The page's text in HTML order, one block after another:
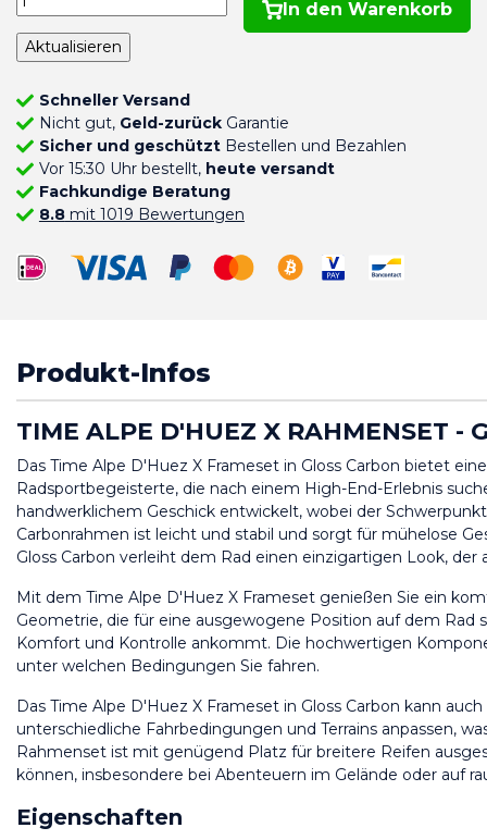
In den Warenkorb
Schneller Versand
Nicht gut, Geld-zurückGarantie
Sicher und geschütztBestellen und Bezahlen
Vor 15:30 Uhr bestellt, heute versandt
Fachkundige Beratung
8.8mit 1019 Bewertungen
Produkt-Infos
TIME ALPE D'HUEZ X RAHMENSET -
Das Time Alpe D'Huez X Frameset in Gloss Carbon bietet
Radsportbegeisterte, die nach einem High-End-Erlebnis
handwerklichem Geschick entwickelt, wobei der
Carbonrahmen ist leicht und stabil und sorgt für mühelose
Gloss Carbon verleiht dem Rad einen einzigartigen Look,
Mit dem Time Alpe D'Huez X Frameset genießen Sie ein
Geometrie, die für eine ausgewogene Position auf dem
Komfort und Kontrolle ankommt. Die hochwertigen
unter welchen Bedingungen Sie fahren.
Das Time Alpe D'Huez X Frameset in Gloss Carbon kann
unterschiedliche Fahrbedingungen und Terrains anpassen,
Rahmenset ist mit genügend Platz für breitere Reifen
können, insbesondere bei Abenteuern im Gelände oder auf
Eigenschaften